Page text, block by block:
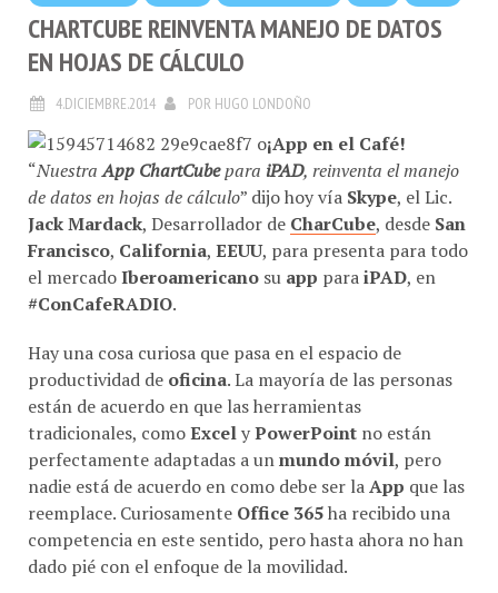
CHARTCUBE REINVENTA MANEJO DE DATOS
EN HOJAS DE CÁLCULO
4.DICIEMBRE.2014 POR HUGO LONDOÑO
¡App en el Café!
“Nuestra App ChartCubepara iPAD, reinventa el manejo
de datos en hojas de cálculo” dijo hoy vía Skype , el Lic.
Jack Mardack , Desarrollador de CharCube, desde San
Francisco California EEUU, para presenta para todo
el mercado Iberoamericano su app para iPAD , en
#ConCafeRADIO
Hay una cosa curiosa que pasa en el espacio de
productividad de oficina . La mayoría de las personas
están de acuerdo en que las herramientas
tradicionales, como Excel yPowerPoint no están
perfectamente adaptadas a un mundo móvil , pero
nadie está de acuerdo en como debe ser la Appque las
reemplace. Curiosamente Office 365ha recibido una
competencia en este sentido, pero hasta ahora no han
dado pié con el enfoque de la movilidad.